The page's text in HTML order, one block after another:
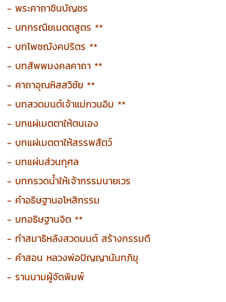
- พระคาถาชินบัญชร
- บทกรณียเมตตสูตร **
- บทโพชฌังคปริตร **
- บทสัพพมงคลคาถา **
- คาถาอุณหิสสวิชัย **
- บทสวดมนต์เจ้าแม่กวนอิม **
- บทแผ่เมตตาให้ตนเอง
- บทแผ่เมตตาให้สรรพสัตว์
- บทแผ่นส่วนกุศล
- บทกรวดน้ำให้เจ้ากรรมนายเวร
- คำอธิษฐานอโหสิกรรม
- บทอธิษฐานจิต **
- ทำสมาธิหลังสวดมนต์ สร้างกรรมดี
- คำสอน หลวงพ่อปัญญานันทภิขุ
- รานนามผู้จัดพิมพ์